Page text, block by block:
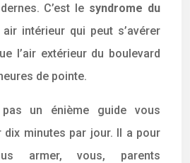
C’est le syndrome du
intérieur qui peut s’avérer
l’air extérieur du boulevard
de pointe.
un énième guide vous
dix minutes par jour. Il a pour
armer, vous, parents